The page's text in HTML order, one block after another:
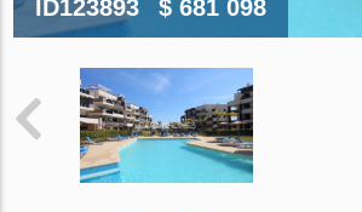
ID123893 $ 681 098